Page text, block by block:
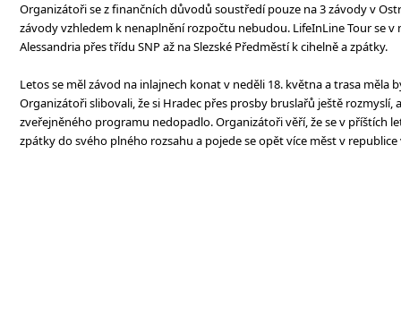
Organizátoři se z finančních důvodů soustředí pouze na 3 závody v
závody vzhledem k nenaplnění rozpočtu nebudou. LifeInLine Tour se
Alessandria přes třídu SNP až na Slezské Předměstí k cihelně a zpátky.
Letos se měl závod na inlajnech konat v neděli 18. května a trasa měla
Organizátoři slibovali, že si Hradec přes prosby bruslařů ještě rozmyslí,
zveřejněného programu nedopadlo. Organizátoři věří, že se v příštích
zpátky do svého plného rozsahu a pojede se opět více měst v republice